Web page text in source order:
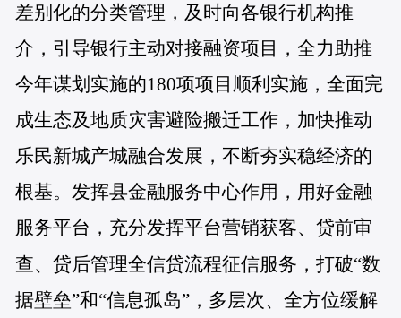
差别化的分类管理，及时向各银行机构推
介，引导银行主动对接融资项目，全力助推
今年谋划实施的180项项目顺利实施，全面完
成生态及地质灾害避险搬迁工作，加快推动
乐民新城产城融合发展，不断夯实稳经济的
根基。发挥县金融服务中心作用，用好金融
服务平台，充分发挥平台营销获客、贷前审
查、贷后管理全信贷流程征信服务，打破“数
据壁垒”和“信息孤岛” ，多层次、全方位缓解